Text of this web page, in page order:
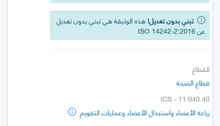
تبني بدون تعديل! هذه الوثيقة هي تبني بدون تعديل
عن ISO 14242-2:2016
القطاع
قطاع الصحة
ICS - 11.040.40
زراعة الأعضاء واستبدال الأعضاء وعمليات التقويم